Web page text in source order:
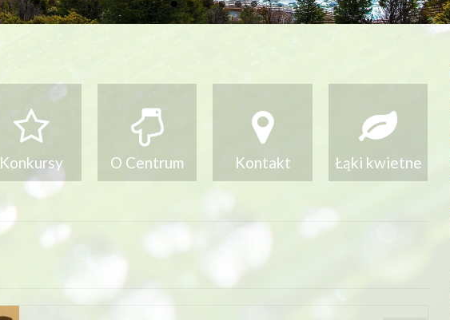
Konkursy O Centrum Kontakt Łąki kwietne